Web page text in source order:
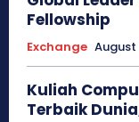
Fellowship
Exchange August
Kuliah
Terbaik